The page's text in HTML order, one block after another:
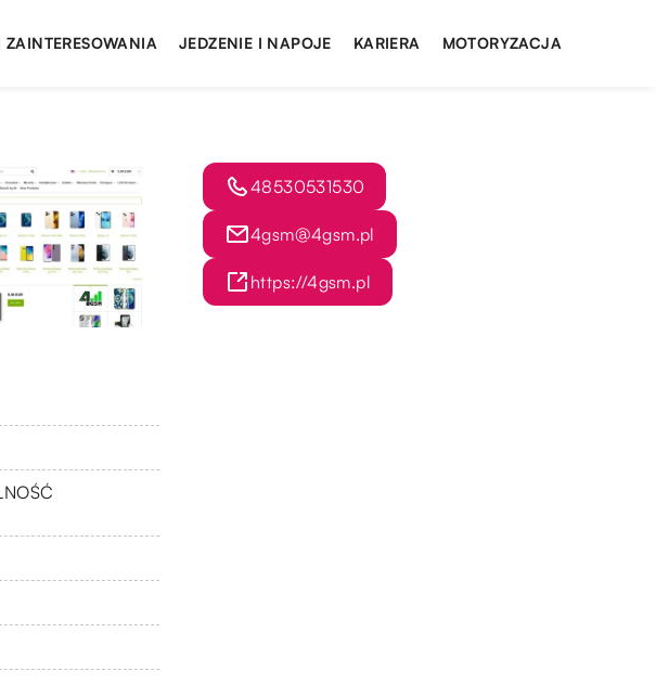
ZAINTERESOWANIA JEDZENIE I NAPOJE KARIERA MOTORYZACJA
48530531530
4gsm@4gsm.pl
https://4gsm.pl